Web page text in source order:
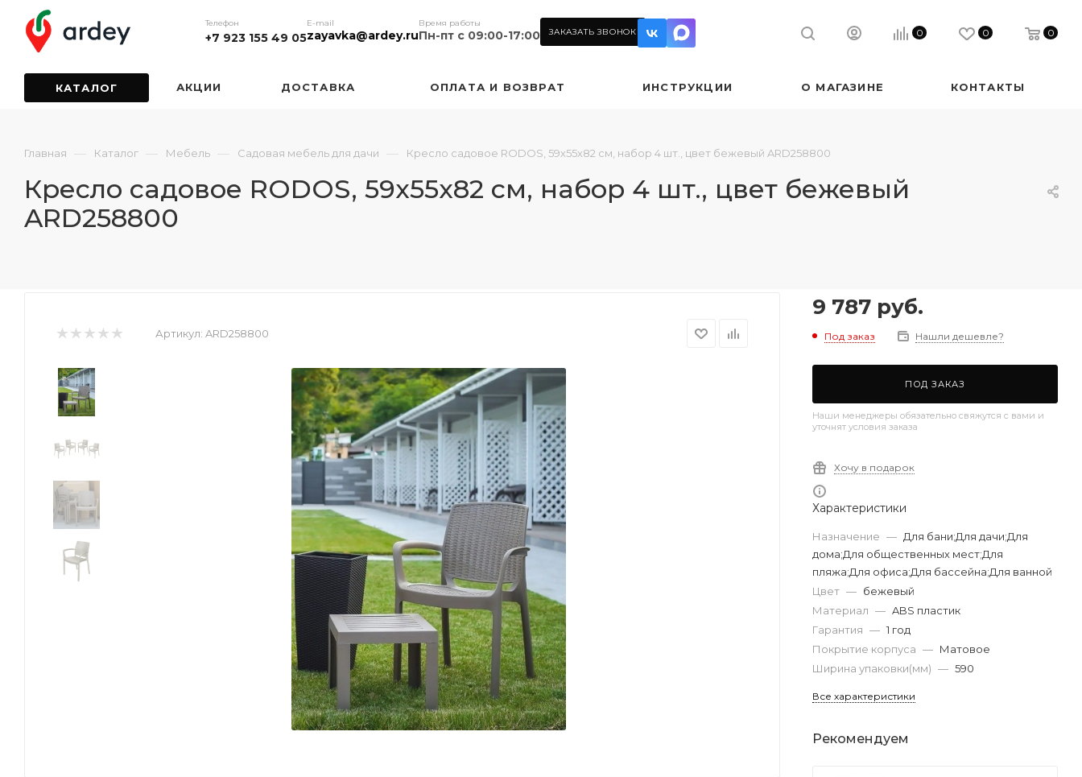
Телефон
+7 923 155 49 05
E-mail
zayavka@ardey.ru
Время работы
Пн-пт с 09:00-17:00 ЗАКАЗАТЬ ЗВОНОК 0 0 0
КАТАЛОГ АКЦИИ ДОСТАВКА ОПЛАТА И ВОЗВРАТ ИНСТРУКЦИИ О МАГАЗИНЕ КОНТАКТЫ
Главная — Каталог — Мебель — Садовая мебель для дачи — Кресло садовое RODOS, 59х55х82 см, набор 4 шт., цвет бежевый ARD258800
Кресло садовое RODOS, 59х55х82 см, набор 4 шт., цвет бежевый
ARD258800
Артикул: ARD258800
9 787 руб.
Под заказ Нашли дешевле?
ПОД ЗАКАЗ
Наши менеджеры обязательно свяжутся с вами и
уточнят условия заказа
Хочу в подарок
Характеристики
Назначение — Для бани;Для дачи;Для
дома;Для общественных мест;Для
пляжа;Для офиса;Для бассейна;Для ванной
Цвет — бежевый
Материал — ABS пластик
Гарантия — 1 год
Покрытие корпуса — Матовое
Ширина упаковки(мм) — 590
Все характеристики
Рекомендуем